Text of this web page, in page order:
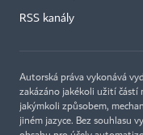
RSS kanály
Autorská práva vykonává
zakázáno jakékoli užití částí
jakýmkoli způsobem,
jiném jazyce. Bez souhlasu